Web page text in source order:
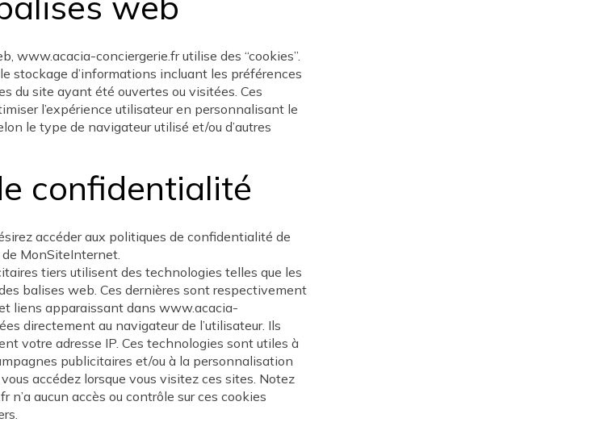
www.acacia-conciergerie.fr utilise des “cookies”.
stockage d’informations incluant les préférences
du site ayant été ouvertes ou visitées. Ces
l’expérience utilisateur en personnalisant le
le type de navigateur utilisé et/ou d’autres
confidentialité
accéder aux politiques de confidentialité de
MonSiteInternet.
tiers utilisent des technologies telles que les
balises web. Ces dernières sont respectivement
liens apparaissant dans www.acacia-
directement au navigateur de l’utilisateur. Ils
votre adresse IP. Ces technologies sont utiles à
publicitaires et/ou à la personnalisation
accédez lorsque vous visitez ces sites. Notez
n’a aucun accès ou contrôle sur ces cookies